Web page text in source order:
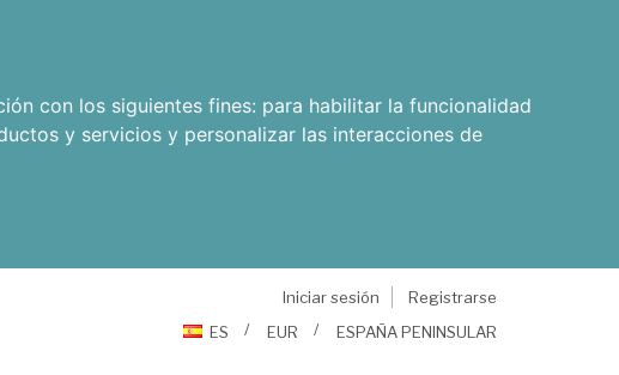
con los siguientes fines: para habilitar la funcionalidad
y servicios y personalizar las interacciones de
Iniciar sesión
Registrarse
ES
EUR ESPAÑA PENINSULAR